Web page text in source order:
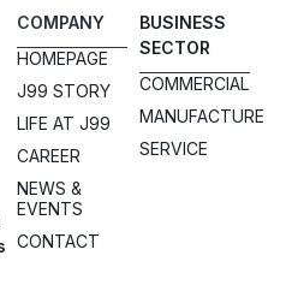
COMPANY
HOMEPAGE
J99 STORY
LIFE AT J99
CAREER
NEWS &
EVENTS
CONTACT
BUSINESS
SECTOR
COMMERCIAL
MANUFACTURE
SERVICE